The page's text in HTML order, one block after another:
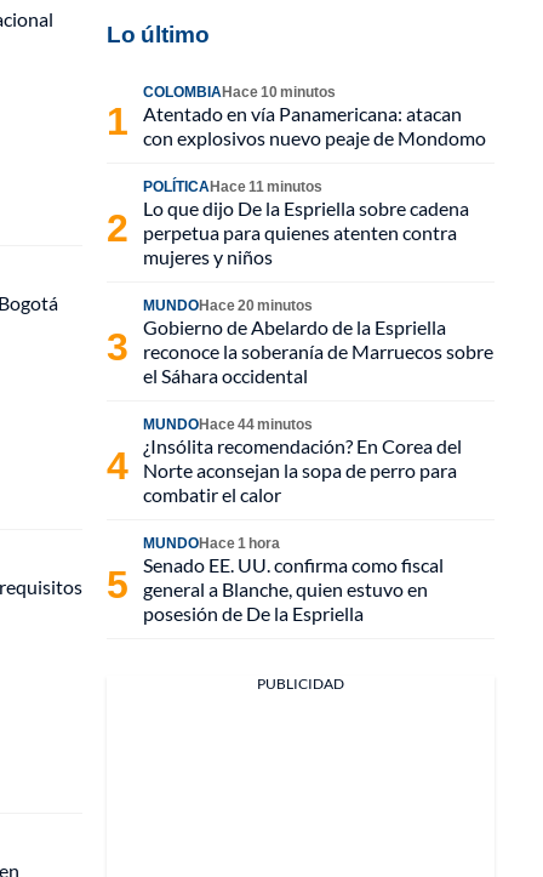
Lo último
COLOMBIAHace 10 minutos
Atentado en vía Panamericana: atacan
con explosivos nuevo peaje de Mondomo
POLÍTICAHace 11 minutos
Lo que dijo De la Espriella sobre cadena
perpetua para quienes atenten contra
mujeres y niños
MUNDOHace 20 minutos
Gobierno de Abelardo de la Espriella
reconoce la soberanía de Marruecos sobre
el Sáhara occidental
MUNDOHace 44 minutos
¿Insólita recomendación? En Corea del
Norte aconsejan la sopa de perro para
combatir el calor
MUNDOHace 1 hora
Senado EE. UU. confirma como fiscal
general a Blanche, quien estuvo en
posesión de De la Espriella
PUBLICIDAD